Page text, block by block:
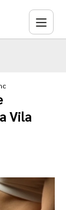
em gel clinica de
Vila